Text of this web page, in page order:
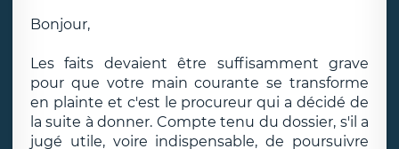
Bonjour,
Les faits devaient être suffisamment grave
pour que votre main courante se transforme
en plainte et c'est le procureur qui a décidé de
la suite à donner. Compte tenu du dossier, s'il a
jugé utile, voire indispensable, de poursuivre